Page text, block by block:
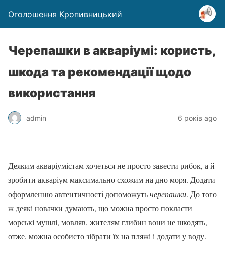
Оголошення Кропивницький
Черепашки в акваріумі: користь,
шкода та рекомендації щодо
використання
admin 6 років ago
Деяким акваріумістам хочеться не просто завести рибок, а й
зробити акваріум максимально схожим на дно моря. Додати
оформленню автентичності допоможутьчерепашки. До того
ж деякі новачки думають, що можна просто покласти
морські мушлі, мовляв, жителям глибин вони не шкодять,
отже, можна особисто зібрати їх на пляжі і додати у воду.